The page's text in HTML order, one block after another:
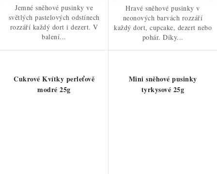
Jemné sněhové pusinky ve
světlých pastelových odstínech
rozzáří každý dort i dezert. V
balení...
Hravé sněhové pusinky v
neonových barvách rozzáří
každý dort, cupcake, dezert nebo
pohár. Díky...
Cukrové Kvítky perleťově
modré 25g
Mini sněhové pusinky
tyrkysové 25g